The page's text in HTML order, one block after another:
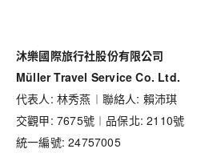
沐樂國際旅行社股份有限公司
Müller Travel Service Co. Ltd.
代表人: 林秀燕︱聯絡人: 賴沛琪
交觀甲: 7675號︱品保北: 2110號
統一編號: 24757005